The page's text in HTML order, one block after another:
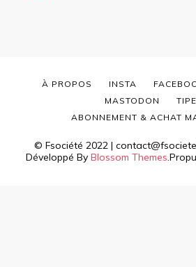
© Fsociété 2022 |
Développé By Blossom Themes
À PROPOS INSTA
MASTODON
ABONNEMENT & ACHAT